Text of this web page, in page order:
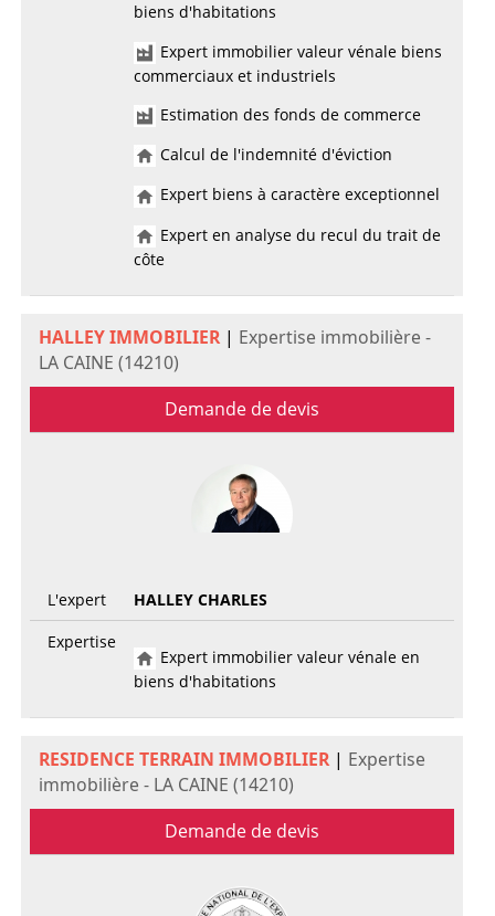
biens d'habitations
Expert immobilier valeur vénale biens
commerciaux et industriels
Estimation des fonds de commerce
Calcul de l'indemnité d'éviction
Expert biens à caractère exceptionnel
Expert en analyse du recul du trait de
côte
HALLEY IMMOBILIER| Expertise immobilière -
LA CAINE (14210)
Demande de devis
L'expert
HALLEY CHARLES
Expertise
Expert immobilier valeur vénale en
biens d'habitations
RESIDENCE TERRAIN IMMOBILIER| Expertise
immobilière - LA CAINE (14210)
Demande de devis